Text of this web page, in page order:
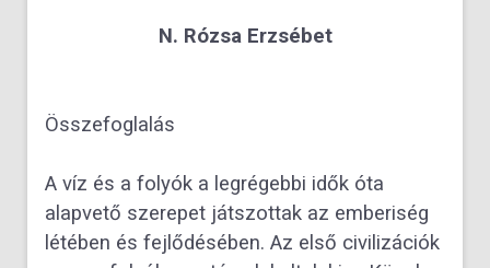
N. Rózsa Erzsébet
Összefoglalás
A víz és a folyók a legrégebbi idők óta
alapvető szerepet játszottak az emberiség
létében és fejlődésében. Az első civilizációk